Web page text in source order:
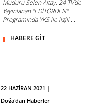
Müdürü Selen Altay, 24 TV'de
Yayınlanan "EDİTÖRDEN"
Programında YKS ile ilgili ...
HABERE GİT
22 HAZİRAN 2021 |
Doğa'dan Haberler